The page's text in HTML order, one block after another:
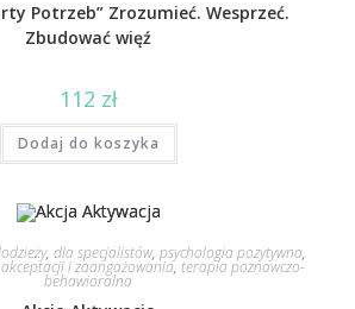
Potrzeb” Zrozumieć. Wesprzeć.
Zbudować więź
112 zł
Dodaj do koszyka
, dla specjalistów, psychologia pozytywna,
i zaangażowania, terapia poznawczo-
behawioralna